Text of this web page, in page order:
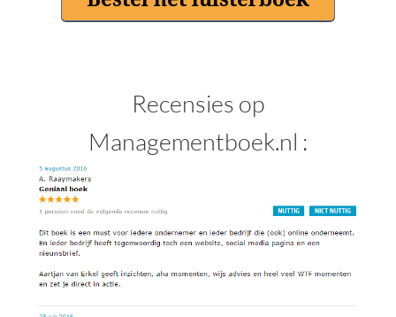
Recensies op
Managementboek.nl :